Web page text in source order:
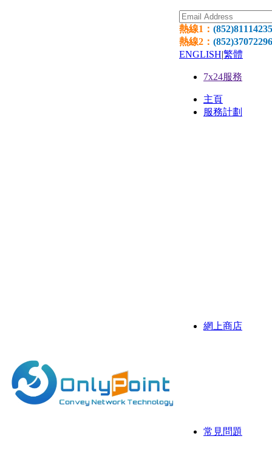
熱線1： (852)81114235
熱線2： (852)37072296
ENGLISH|繁體
7x24服務
主頁
服務計劃
網上商店
常見問題